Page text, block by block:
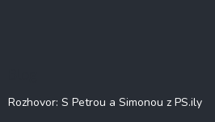
Rozhovor: S Petrou a Simonou z PS.ily